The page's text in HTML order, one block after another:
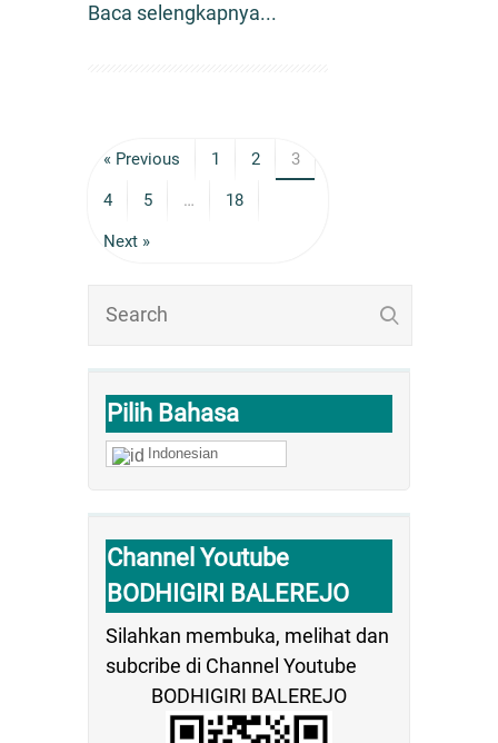
Baca selengkapnya...
« Previous 1 2 3
4 5 … 18
Next »
Pilih Bahasa
Indonesian
Channel Youtube
BODHIGIRI BALEREJO
Silahkan membuka, melihat dan
subcribe di Channel Youtube
BODHIGIRI BALEREJO